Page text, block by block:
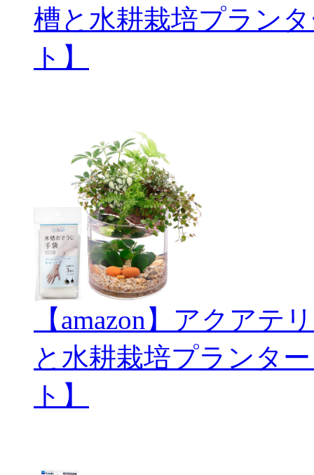
槽と水耕栽培プラン
ト】
【amazon】アクアテ
と水耕栽培プランタ
ト】